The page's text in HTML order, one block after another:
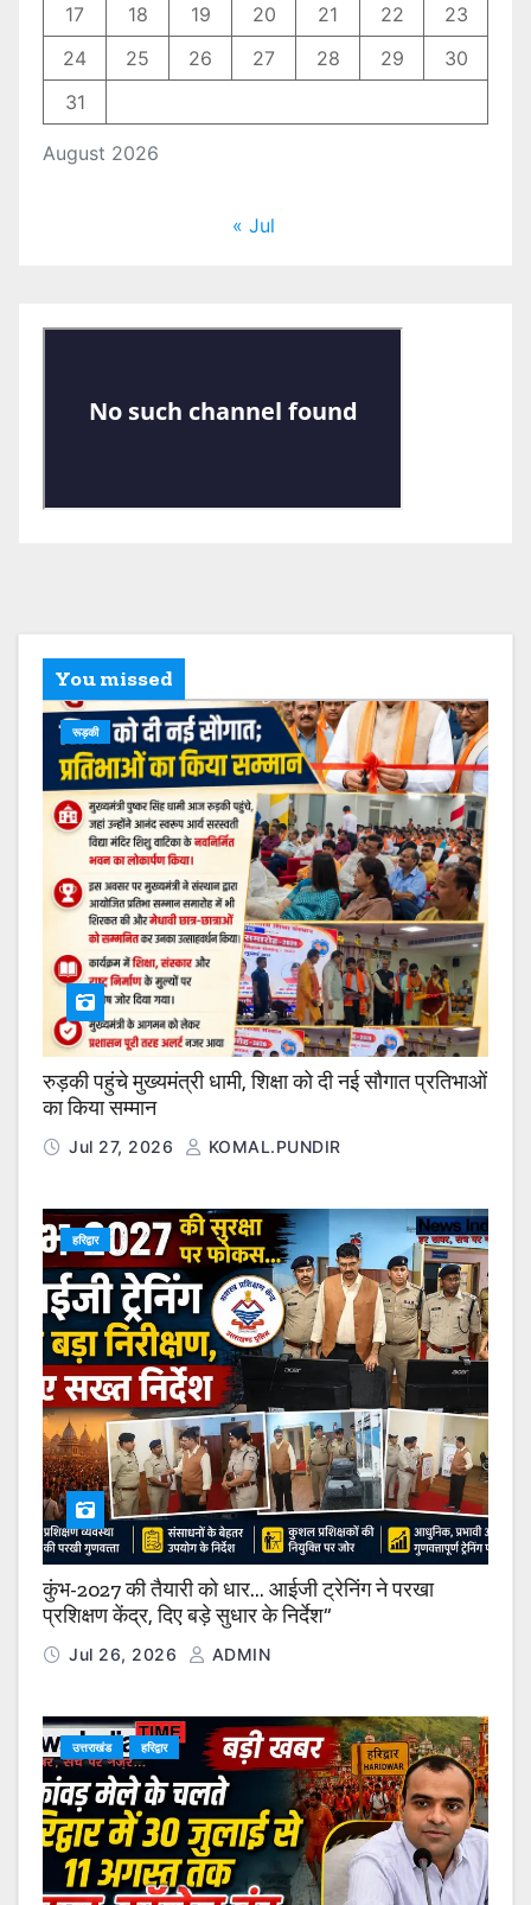
August 2026
17 18 19 20 21 22
23
24
25 26 27 28 29
30
31
« Jul
You missed
रूड़की
रुड़की पहुंचे मुख्यमंत्री धामी, शिक्षा को दी नई सौगात प्रतिभाओं
का किया सम्मान
Jul 27, 2026 KOMAL.PUNDIR
हरिद्वार
कुंभ-2027 की तैयारी को धार… आईजी ट्रेनिंग ने परखा
प्रशिक्षण केंद्र, दिए बड़े सुधार के निर्देश”
Jul 26, 2026 ADMIN
उत्तराखंड हरिद्वार